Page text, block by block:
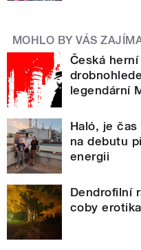
MOHLO BY VÁS
Česká
legendární
Haló, je
na debutu
energii
Dendrofilní
coby